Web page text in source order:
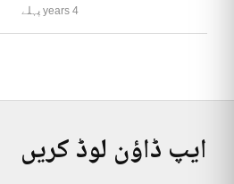
4 years پہلے
ایپ ڈاؤن لوڈ کریں